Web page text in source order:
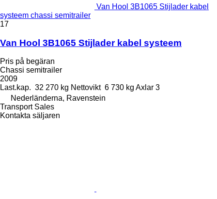
Van Hool 3B1065 Stijlader kabel
systeem chassi semitrailer
17
Van Hool 3B1065 Stijlader kabel systeem
Pris på begäran
Chassi semitrailer
2009
Last.kap. 32 270 kg Nettovikt 6 730 kg Axlar 3
Nederländerna, Ravenstein
Transport Sales
Kontakta säljaren